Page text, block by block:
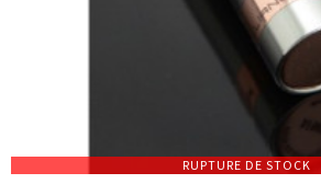
RUPTURE DE STOCK